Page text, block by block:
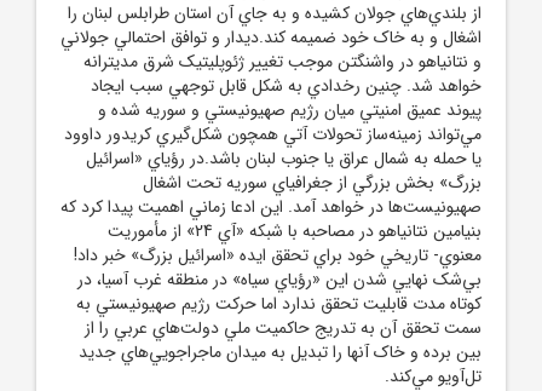
از بلندي‌هاي جولان کشيده و به جاي آن استان طرابلس لبنان را
اشغال و به خاک خود ضميمه کند.ديدار و توافق احتمالي جولاني
و نتانياهو در واشنگتن موجب تغيير ژئوپليتيک شرق مديترانه
خواهد شد. چنين رخدادي به شکل قابل توجهي سبب ايجاد
پيوند عميق امنيتي ميان رژيم صهيونيستي و سوريه شده و
مي‌تواند زمينه‌ساز تحولات آتي همچون شکل‌گيري کريدور داوود
يا حمله به شمال عراق يا جنوب لبنان باشد.در رؤياي «اسرائيل
بزرگ» بخش بزرگي از جغرافياي سوريه تحت اشغال
صهيونيست‌ها در خواهد آمد. اين ادعا زماني اهميت پيدا کرد که
بنيامين نتانياهو در مصاحبه با شبکه «آي 24» از مأموريت
معنوي- تاريخي خود براي تحقق ايده «اسرائيل بزرگ» خبر داد!
بي‌شک نهايي شدن اين «رؤياي سياه» در منطقه غرب آسيا، در
کوتاه مدت قابليت تحقق ندارد اما حرکت رژيم صهيونيستي به
سمت تحقق آن به تدريج حاکميت ملي دولت‌هاي عربي را از
بين برده و خاک آنها را تبديل به ميدان ماجراجويي‌هاي جديد
تل‌آويو مي‌کند.